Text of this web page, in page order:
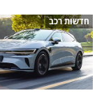
חדשות רכב